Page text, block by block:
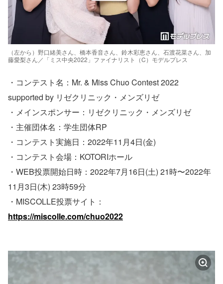
（左から）野口緒美さん、橋本香音さん、鈴木彩恵さん、石渡花菜さん、加
藤愛梨さん／「ミス中央2022」ファイナリスト（C）モデルプレス
・コンテスト名：Mr. & Miss Chuo Contest 2022
supported by リゼクリニック・メンズリゼ
・メインスポンサー：リゼクリニック・メンズリゼ
・主催団体名：学生団体RP
・コンテスト実施日：2022年11月4日(金)
・コンテスト会場：KOTORIホール
・WEB投票開始日時：2022年7月16日(土) 21時〜2022年
11月3日(木) 23時59分
・MISCOLLE投票サイト：
https://miscolle.com/chuo2022